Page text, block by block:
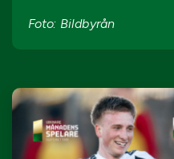
Foto: Bildbyrån